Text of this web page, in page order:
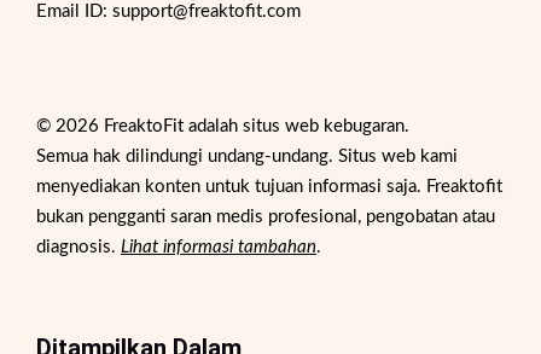
Email ID: support@freaktofit.com
© 2026 FreaktoFit adalah situs web kebugaran.
Semua hak dilindungi undang-undang. Situs web kami
menyediakan konten untuk tujuan informasi saja. Freaktofit
bukan pengganti saran medis profesional, pengobatan atau
diagnosis. Lihat informasi tambahan.
Ditampilkan Dalam